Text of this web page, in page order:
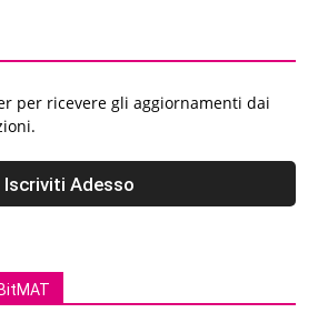
per ricevere gli aggiornamenti dai